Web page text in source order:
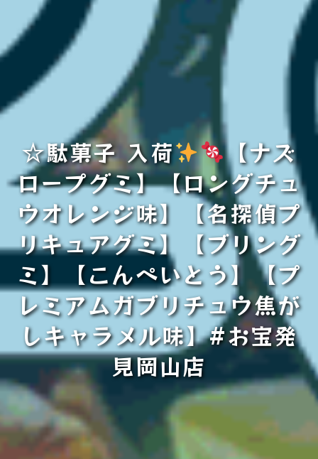
☆駄菓子 入荷
【ナズ
ロープグミ】【ロングチュ
ウオレンジ味】【名探偵プ
リキュアグミ】【ブリング
ミ】【こんぺいとう】【プ
レミアムガブリチュウ焦が
しキャラメル味】#お宝発
見岡山店